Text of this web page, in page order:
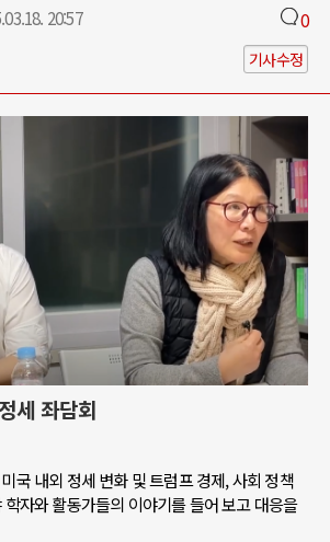
20:57 0
기사수정
세 좌담회
국 내외 정세 변화 및 트럼프 경제, 사회 정책
자와 활동가들의 이야기를 들어 보고 대응을